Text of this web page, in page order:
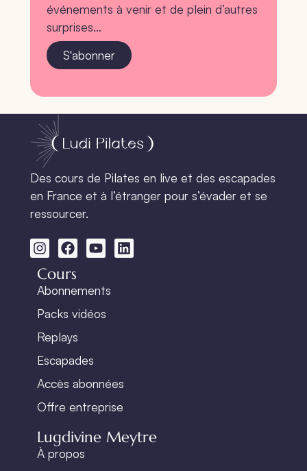
événements à venir et de plein d’autres
surprises…
S'abonner
Des cours de Pilates en live et des escapades
en France et à l’étranger pour s’évader et se
ressourcer.
Cours
Abonnements
Packs vidéos
Replays
Escapades
Accès abonnées
Offre entreprise
Lugdivine Meytre
À propos